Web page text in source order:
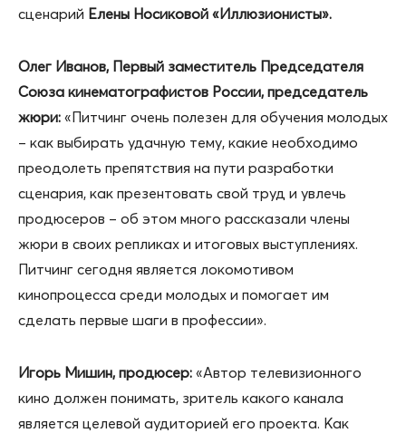
сценарий Елены Носиковой «Иллюзионисты».
Олег Иванов, Первый заместитель Председателя
Союза кинематографистов России, председатель
жюри: «Питчинг очень полезен для обучения молодых
– как выбирать удачную тему, какие необходимо
преодолеть препятствия на пути разработки
сценария, как презентовать свой труд и увлечь
продюсеров – об этом много рассказали члены
жюри в своих репликах и итоговых выступлениях.
Питчинг сегодня является локомотивом
кинопроцесса среди молодых и помогает им
сделать первые шаги в профессии».
Игорь Мишин, продюсер: «Автор телевизионного
кино должен понимать, зритель какого канала
является целевой аудиторией его проекта. Как